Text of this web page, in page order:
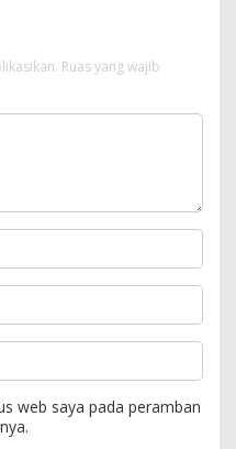
Ruas yang wajib
web saya pada peramban